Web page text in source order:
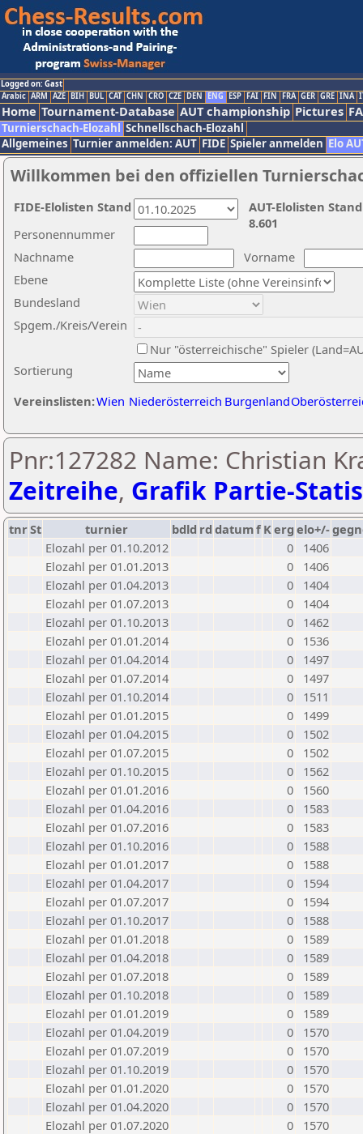
Logged on: Gast
Arabic ARM AZE BIH BUL CAT CHN CRO CZE DEN ENG ESP FAI FIN FRA GER GRE INA
Home Tournament-Database AUT championship Pictures
Turnierschach-Elozahl Schnellschach-Elozahl
Allgemeines Turnier anmelden: AUT FIDE Spieler anmelden Elo
Willkommen bei den offiziellen
Nachname
Vorname
Ebene
Sortierung
Personennummer
Bundesland
Spgem./Kreis/Verein
Nur "österreichische" Spieler
Vereinslisten:Wien Niederösterreich Burgenland
AUT-Elolisten
8.601
FIDE-Elolisten Stand
Pnr:127282 Name: Christian
Zeitreihe, Grafik Partie-
tnrSt turnier bdld rd datumf Kerg elo+/-
Elozahl per 01.10.2012
0
1406
Elozahl per 01.01.2013
0
1406
Elozahl per 01.04.2013
0
1404
Elozahl per 01.07.2013
0
1404
Elozahl per 01.10.2013
0
1462
Elozahl per 01.01.2014
0
1536
Elozahl per 01.04.2014
0
1497
Elozahl per 01.07.2014
0
1497
Elozahl per 01.10.2014
0
1511
Elozahl per 01.01.2015
0
1499
Elozahl per 01.04.2015
0
1502
Elozahl per 01.07.2015
0
1502
Elozahl per 01.10.2015
0
1562
Elozahl per 01.01.2016
0
1560
Elozahl per 01.04.2016
0
1583
Elozahl per 01.07.2016
0
1583
Elozahl per 01.10.2016
0
1588
Elozahl per 01.01.2017
0
1588
Elozahl per 01.04.2017
0
1594
Elozahl per 01.07.2017
0
1594
Elozahl per 01.10.2017
0
1588
Elozahl per 01.01.2018
0
1589
Elozahl per 01.04.2018
0
1589
Elozahl per 01.07.2018
0
1589
Elozahl per 01.10.2018
0
1589
Elozahl per 01.01.2019
0
1589
Elozahl per 01.04.2019
0
1570
Elozahl per 01.07.2019
0
1570
Elozahl per 01.10.2019
0
1570
Elozahl per 01.01.2020
0
1570
Elozahl per 01.04.2020
0
1570
Elozahl per 01.07.2020
0
1570